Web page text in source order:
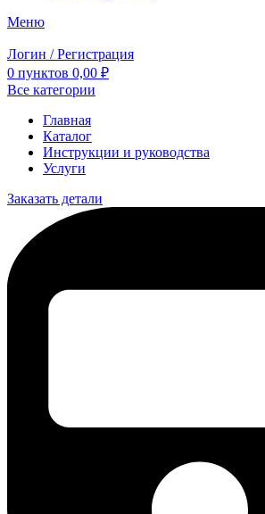
Меню
Логин / Регистрация
0 пунктов 0,00 ₽
Все категории
Главная
Каталог
Инструкции и руководства
Услуги
Заказать детали